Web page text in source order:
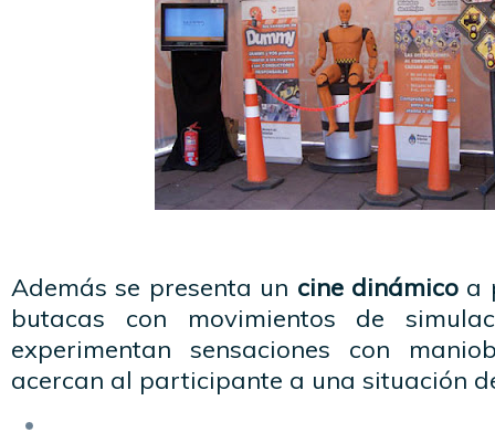
Además se presenta un cine dinámico a
butacas con movimientos de
experimentan sensaciones con
acercan al participante a una situación